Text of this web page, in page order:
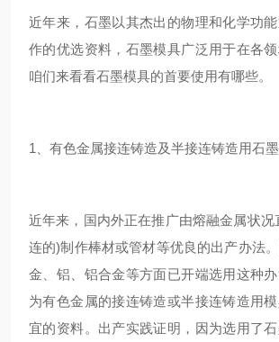
近年来，石墨以其杰出的物理和化学功
作的优选资料，石墨模具广泛用于在各领
咱们来看看石墨模具的首要使用有哪些。
1、有色金属接连铸造及半接连铸造用石
近年来，国内外正在推广由熔融金属状
连的)制作棒材或管材等优良的出产办法
金、铝、铝合金等方面已开端选用这种
为有色金属的接连铸造或半接连铸造用
宜的资料。出产实践证明，因为选用了